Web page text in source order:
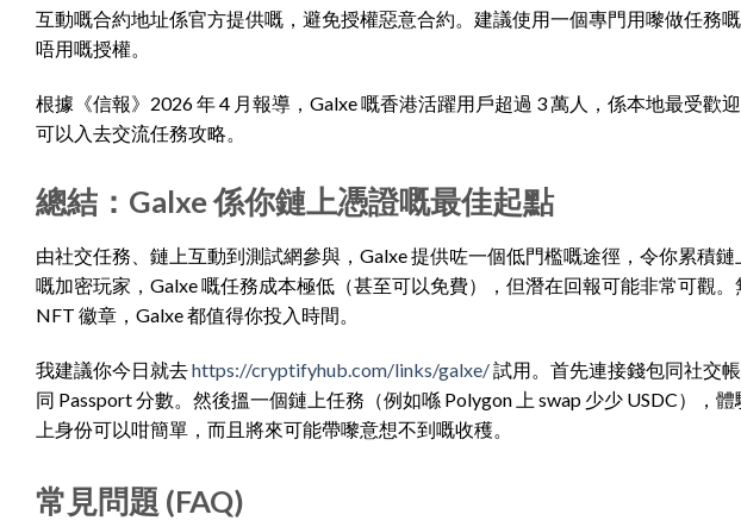
互動嘅合約地址係官方提供嘅，避免授權惡意合約。建議使用一個專門用嚟做任務
唔用嘅授權。
根據《信報》2026 年 4 月報導，Galxe 嘅香港活躍用戶超過 3 萬人，係本地最受歡
可以入去交流任務攻略。
總結：Galxe 係你鏈上憑證嘅最佳起點
由社交任務、鏈上互動到測試網參與，Galxe 提供咗一個低門檻嘅途徑，令你累積
嘅加密玩家，Galxe 嘅任務成本極低（甚至可以免費），但潛在回報可能非常可觀
NFT 徽章，Galxe 都值得你投入時間。
我建議你今日就去https://cryptifyhub.com/links/galxe/試用。首先連接錢包同社交
同 Passport 分數。然後搵一個鏈上任務（例如喺 Polygon 上 swap 少少 USDC），
上身份可以咁簡單，而且將來可能帶嚟意想不到嘅收穫。
常見問題 (FAQ)